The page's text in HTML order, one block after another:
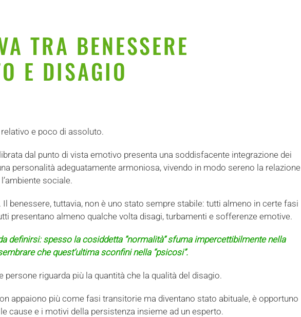
TRA BENESSERE
E DISAGIO
e poco di assoluto.
dal punto di vista emotivo presenta una soddisfacente integrazione dei
personalità adeguatamente armoniosa, vivendo in modo sereno la relazione
sociale.
benessere, tuttavia, non è uno stato sempre stabile: tutti almeno in certe fasi
presentano almeno qualche volta disagi, turbamenti e sofferenze emotive.
definirsi: spesso la cosiddetta ”normalità” sfuma impercettibilmente nella
che quest’ultima sconfini nella “psicosi”.
riguarda più la quantità che la qualità del disagio.
appaiono più come fasi transitorie ma diventano stato abituale, è opportuno
cause e i motivi della persistenza insieme ad un esperto.